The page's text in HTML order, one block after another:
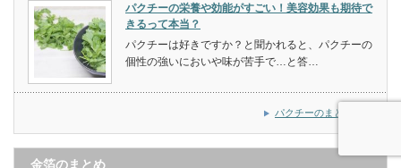
パクチーの栄養や効能がすごい！美容効果も期待で
きるって本当？
パクチーは好きですか？と聞かれると、パクチーの
個性の強いにおいや味が苦手で…と答…
パクチーのまとめ一覧
金箔のまとめ